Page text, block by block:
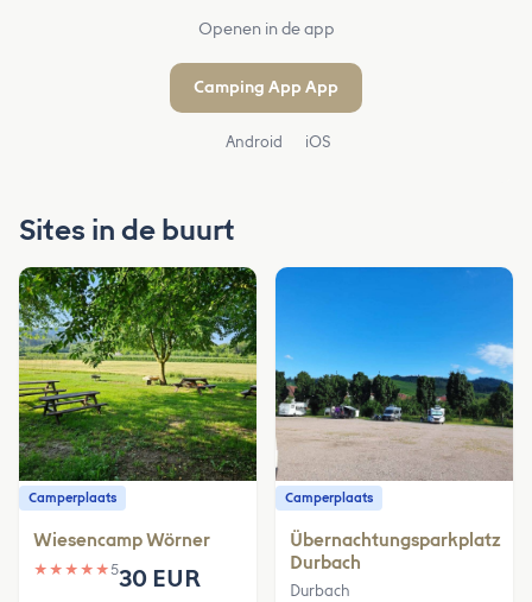
Openen in de app
Camping App App
Android iOS
Sites in de buurt
Camperplaats
Wiesencamp Wörner
★ ★ ★ ★ ★530 EUR
Camperplaats
Übernachtungsparkplatz
Durbach
Durbach